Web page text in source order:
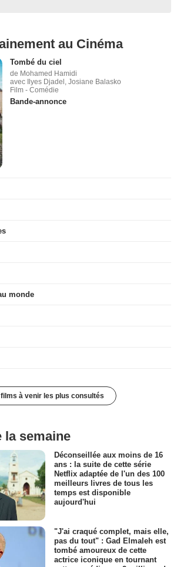
au Cinéma
Tombé du ciel
de Mohamed Hamidi
avec Ilyes Djadel, Josiane Balasko
Film - Comédie
Bande-annonce
monde
à venir les plus consultés
la semaine
Déconseillée aux moins de 16
ans : la suite de cette série
Netflix adaptée de l'un des 100
meilleurs livres de tous les
temps est disponible
aujourd'hui
"J'ai craqué complet, mais elle,
pas du tout" : Gad Elmaleh est
tombé amoureux de cette
actrice iconique en tournant